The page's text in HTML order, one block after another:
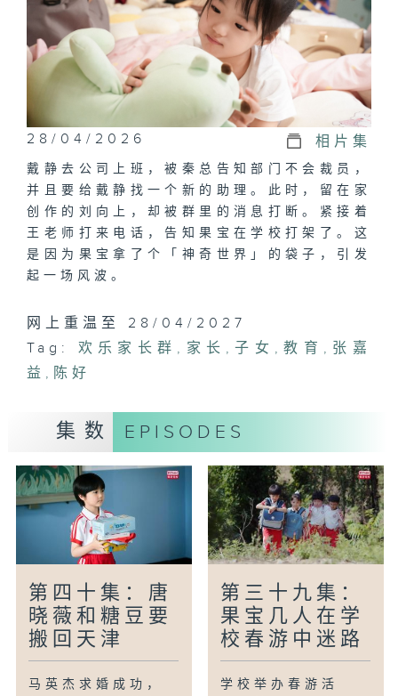
28/04/2026 相片集
戴静去公司上班，被秦总告知部门不会裁员，
并且要给戴静找一个新的助理。此时，留在家
创作的刘向上，却被群里的消息打断。紧接着
王老师打来电话，告知果宝在学校打架了。这
是因为果宝拿了个「神奇世界」的袋子，引发
起一场风波。
网上重温至 28/04/2027
Tag:
欢乐家长群 , 家长 , 子女 , 教育 , 张嘉
益 , 陈好
集数 EPISODES
第四十集：唐
晓薇和糖豆要
搬回天津
马英杰求婚成功，
第三十九集：
果宝几人在学
校春游中迷路
学校举办春游活